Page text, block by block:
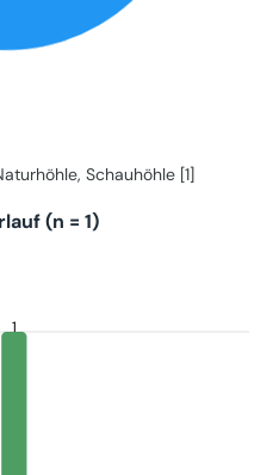
Schauhöhle [1]
(n = 1)
1